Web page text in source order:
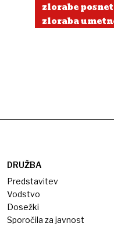
zlorabe
zloraba
DRUŽBA
Predstavitev
Vodstvo
Dosežki
Sporočila za javnost